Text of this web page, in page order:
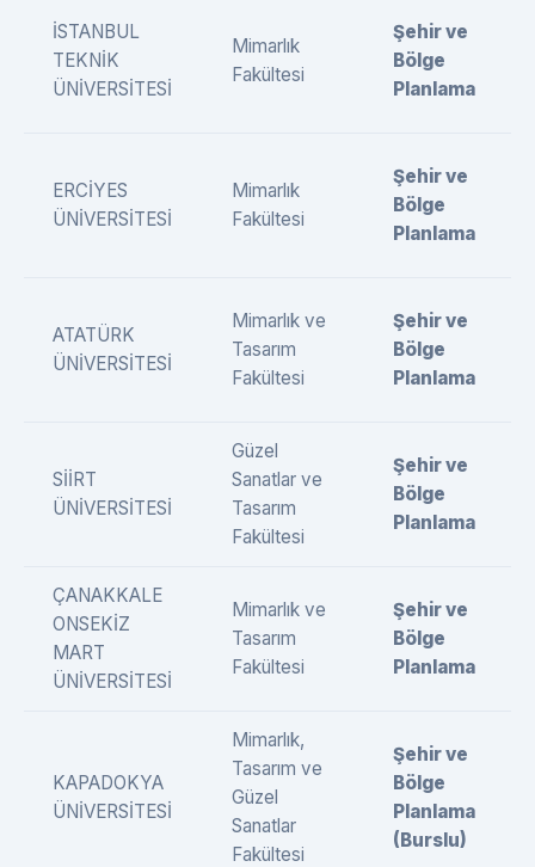
İSTANBUL
TEKNİK
ÜNİVERSİTESİ
Mimarlık
Fakültesi
Şehir ve
Bölge
Planlama
ERCİYES
ÜNİVERSİTESİ
Mimarlık
Fakültesi
Şehir ve
Bölge
Planlama
ATATÜRK
ÜNİVERSİTESİ
Mimarlık ve
Tasarım
Fakültesi
Şehir ve
Bölge
Planlama
SİİRT
ÜNİVERSİTESİ
Güzel
Sanatlar ve
Tasarım
Fakültesi
Şehir ve
Bölge
Planlama
ÇANAKKALE
ONSEKİZ
MART
ÜNİVERSİTESİ
Mimarlık ve
Tasarım
Fakültesi
Şehir ve
Bölge
Planlama
KAPADOKYA
ÜNİVERSİTESİ
Mimarlık,
Tasarım ve
Güzel
Sanatlar
Fakültesi
Şehir ve
Bölge
Planlama
(Burslu)